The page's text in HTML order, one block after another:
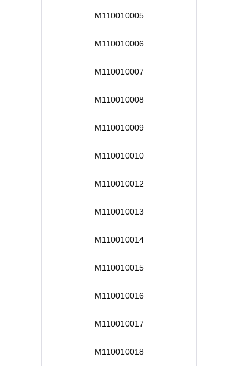
M110010005
M110010006
M110010007
M110010008
M110010009
M110010010
M110010012
M110010013
M110010014
M110010015
M110010016
M110010017
M110010018